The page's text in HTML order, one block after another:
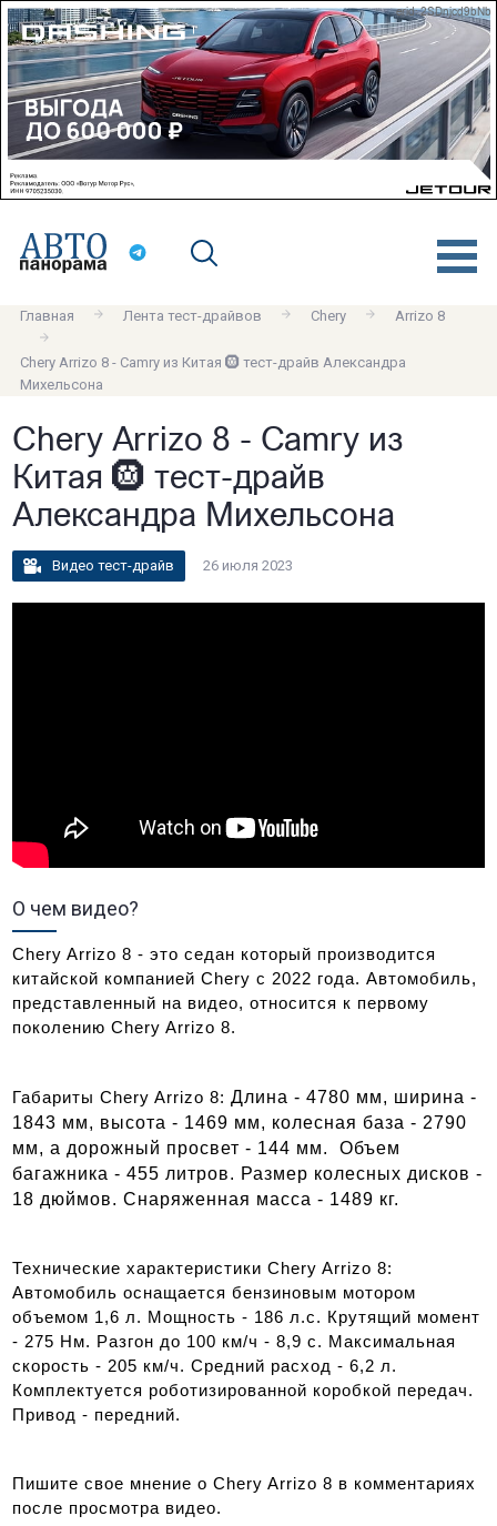
erid: 2SDnjcd9bNb
Главная Лента тест-драйвов Chery Arrizo 8
Chery Arrizo 8 - Camry из Китая 🛞 тест-драйв Александра
Михельсона
Chery Arrizo 8 - Camry из
Китая 🛞 тест-драйв
Александра Михельсона
Видео тест-драйв 26 июля 2023
О чем видео?
Chery Arrizo 8 - это седан который производится
китайской компанией Chery с 2022 года. Автомобиль,
представленный на видео, относится к первому
поколению Chery Arrizo 8.
Габариты Chery Arrizo 8:Длина - 4780 мм, ширина -
1843 мм, высота - 1469 мм, колесная база - 2790
мм, а дорожный просвет - 144 мм. Объем
багажника - 455 литров. Размер колесных дисков -
18 дюймов. Снаряженная масса - 1489 кг.
Технические характеристики Chery Arrizo 8:
Автомобиль оснащается бензиновым мотором
объемом 1,6 л. Мощность - 186 л.с. Крутящий момент
- 275 Нм. Разгон до 100 км/ч - 8,9 с. Максимальная
скорость - 205 км/ч. Средний расход - 6,2 л.
Комплектуется роботизированной коробкой передач.
Привод - передний.
Пишите свое мнение о Chery Arrizo 8 в комментариях
после просмотра видео.